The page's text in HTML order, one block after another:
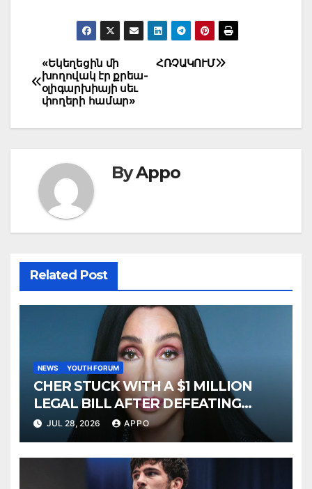
Post
navigation
ՀՌՉԱԿՈՒՄ
«Եկեղեցին մի
խողովակ էր քրեա-
օլիգարխիայի սեւ
փողերի համար»
ByAppo
Related Post
NEWS YOUTH FORUM
CHER STUCK WITH A $1 MILLION
LEGAL BILL AFTER DEFEATING
SONNY BONO’S WIDOW
JUL 28, 2026 APPO